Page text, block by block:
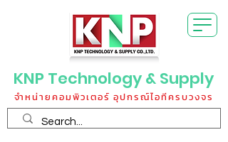
KNP Technology & Supply
จำหน่ายคอมพิวเตอร์ อุปกรณ์ไอทีครบวงจร